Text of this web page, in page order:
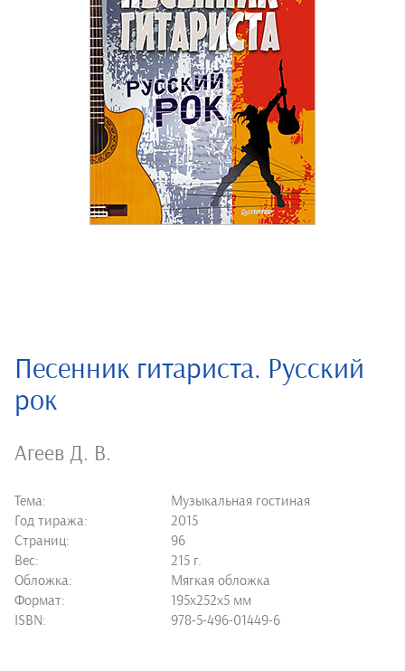
Песенник гитариста. Русский
рок
Агеев Д. В.
Тема:
Музыкальная гостиная
Год тиража:
2015
Страниц:
96
Вес:
215 г.
Обложка:
Мягкая обложка
Формат:
195х252х5 мм
ISBN:
978-5-496-01449-6